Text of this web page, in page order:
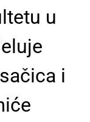
u
i